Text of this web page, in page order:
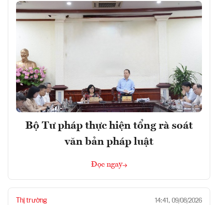
Bộ Tư pháp thực hiện tổng rà soát
văn bản pháp luật
Đọc ngay
Thị trường 14:41, 09/08/2026